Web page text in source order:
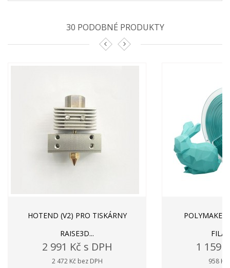
30 PODOBNÉ PRODUKTY
HOTEND (V2) PRO TISKÁRNY
RAISE3D...
2 991 Kč s DPH
2 472 Kč bez DPH
1 159
958 Kč